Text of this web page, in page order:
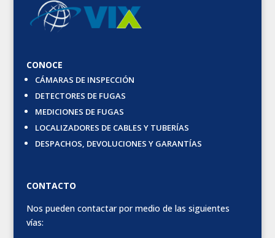
CONOCE
CÁMARAS DE INSPECCIÓN
DETECTORES DE FUGAS
MEDICIONES DE FUGAS
LOCALIZADORES DE CABLES Y TUBERÍAS
DESPACHOS, DEVOLUCIONES Y GARANTÍAS
CONTACTO
Nos pueden contactar por medio de las siguientes
vías: